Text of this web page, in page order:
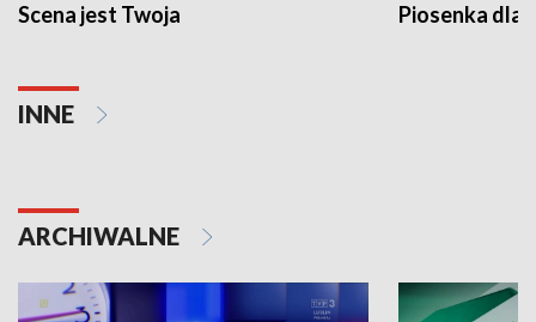
Scena jest Twoja Piosenka dla
INNE
ARCHIWALNE